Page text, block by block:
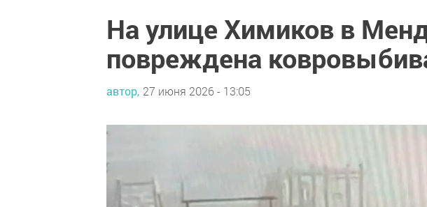
На улице Химиков в
повреждена
автор, 27 июня 2026 - 13:05